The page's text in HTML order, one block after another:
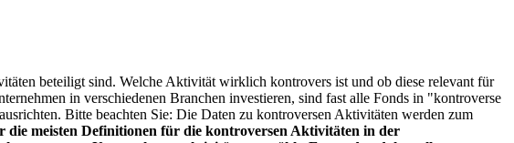
beteiligt sind. Welche Aktivität wirklich kontrovers ist und ob diese relevant für
in verschiedenen Branchen investieren, sind fast alle Fonds in "kontroverse
Bitte beachten Sie: Die Daten zu kontroversen Aktivitäten werden zum
meisten Definitionen für die kontroversen Aktivitäten in der